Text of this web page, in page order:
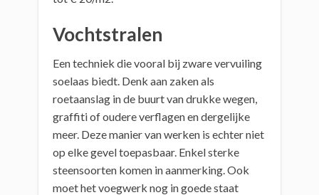
Vochtstralen
Een techniek die vooral bij zware vervuiling
soelaas biedt. Denk aan zaken als
roetaanslag in de buurt van drukke wegen,
graffiti of oudere verflagen en dergelijke
meer. Deze manier van werken is echter niet
op elke gevel toepasbaar. Enkel sterke
steensoorten komen in aanmerking. Ook
moet het voegwerk nog in goede staat